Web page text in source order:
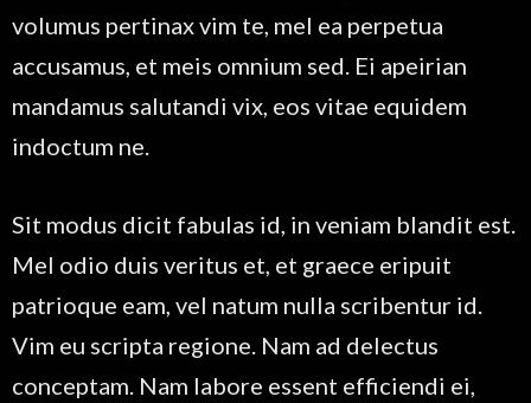
volumus pertinax vim te, mel ea perpetua
accusamus, et meis omnium sed. Ei apeirian
mandamus salutandi vix, eos vitae equidem
indoctum ne.
Sit modus dicit fabulas id, in veniam blandit est.
Mel odio duis veritus et, et graece eripuit
patrioque eam, vel natum nulla scribentur id.
Vim eu scripta regione. Nam ad delectus
conceptam. Nam labore essent efficiendi ei,